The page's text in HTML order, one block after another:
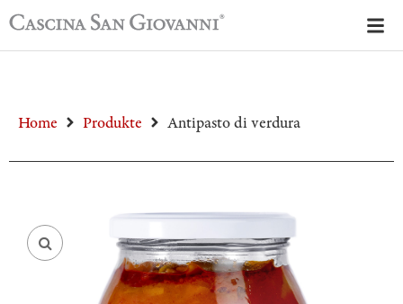
Home Produkte Antipasto di verdura